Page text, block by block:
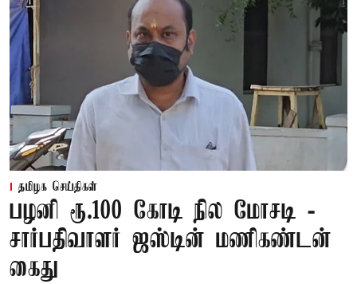
தமிழக செய்திகள்
பழனி ரூ.100 கோடி நில மோசடி -
சார்பதிவாளர் ஜஸ்டின் மணிகண்டன்
கைது